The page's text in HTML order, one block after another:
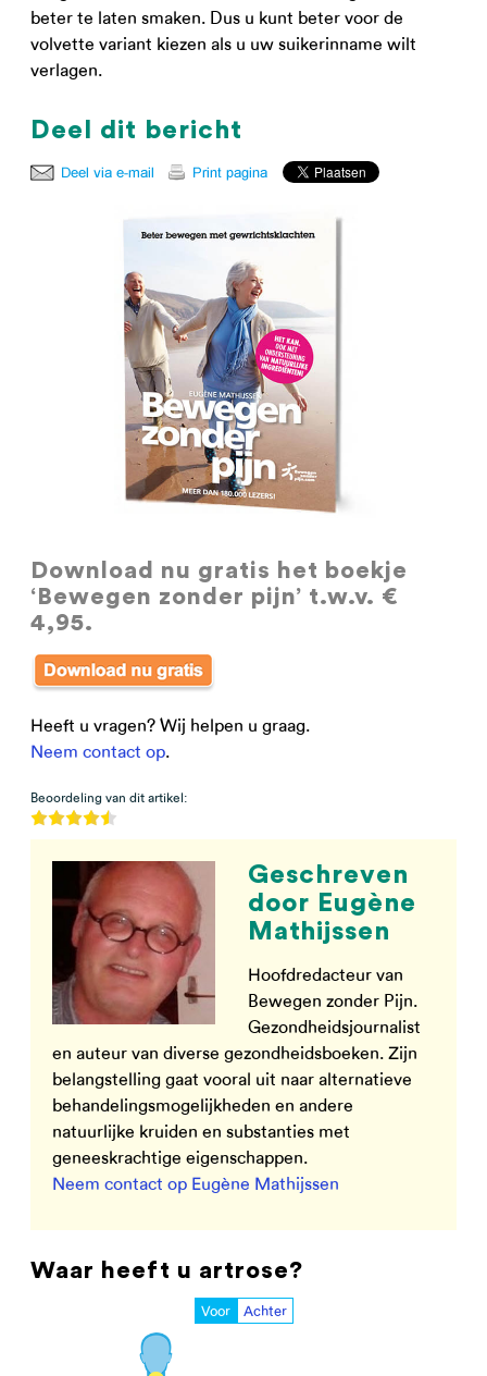
beter te laten smaken. Dus u kunt beter voor de
volvette variant kiezen als u uw suikerinname wilt
verlagen.
Deel dit bericht
Download nu gratis het boekje
‘Bewegen zonder pijn’ t.w.v. €
4,95.
Heeft u vragen? Wij helpen u graag.
Neem contact op.
Beoordeling van dit artikel:
Geschreven
door Eugène
Mathijssen
Hoofdredacteur van
Bewegen zonder Pijn.
Gezondheidsjournalist
en auteur van diverse gezondheidsboeken. Zijn
belangstelling gaat vooral uit naar alternatieve
behandelingsmogelijkheden en andere
natuurlijke kruiden en substanties met
geneeskrachtige eigenschappen.
Neem contact op Eugène Mathijssen
Waar heeft u artrose?
Voor Achter